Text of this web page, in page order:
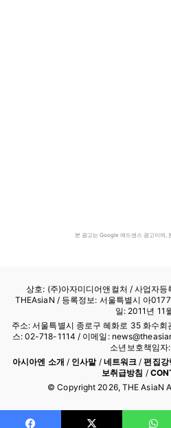
본 광고는 Google 애드센스 광고이며,
상호: (주)아자미디어앤컬처 /사업자
THEAsiaN / 등록정보: 서울특별시 아
일: 2011년 11
주소: 서울특별시 종로구 혜화로 35 화수
스: 02-718-1114 / 이메일:
소년보호책임자
아시아엔 소개 / 인사말/ 네트워크 /편집강
보취급방침 /
© Copyright 2026, THE AsiaN